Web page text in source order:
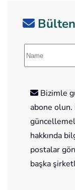
Bizimle
abone olun.
hakkında
postalar
başka